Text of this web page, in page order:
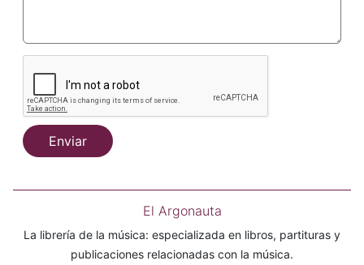
Enviar
El Argonauta
La librería de la música: especializada en libros, partituras y
publicaciones relacionadas con la música.